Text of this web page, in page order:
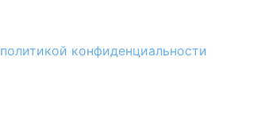
политикой конфиденциальности